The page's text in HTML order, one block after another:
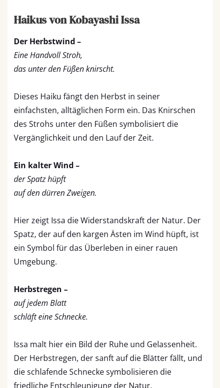
Haikus von Kobayashi Issa
Der Herbstwind –
Eine Handvoll Stroh,
das unter den Füßen knirscht.
Dieses Haiku fängt den Herbst in seiner
einfachsten, alltäglichen Form ein. Das Knirschen
des Strohs unter den Füßen symbolisiert die
Vergänglichkeit und den Lauf der Zeit.
Ein kalter Wind –
der Spatz hüpft
auf den dürren Zweigen.
Hier zeigt Issa die Widerstandskraft der Natur. Der
Spatz, der auf den kargen Ästen im Wind hüpft, ist
ein Symbol für das Überleben in einer rauen
Umgebung.
Herbstregen –
auf jedem Blatt
schläft eine Schnecke.
Issa malt hier ein Bild der Ruhe und Gelassenheit.
Der Herbstregen, der sanft auf die Blätter fällt, und
die schlafende Schnecke symbolisieren die
friedliche Entschleunigung der Natur.